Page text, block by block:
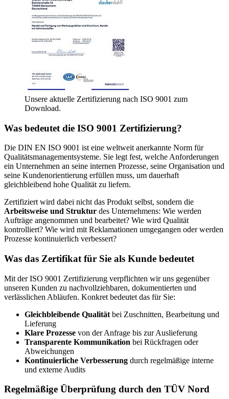
Unsere aktuelle Zertifizierung nach ISO 9001 zum
Download.
Was bedeutet die ISO 9001 Zertifizierung?
Die DIN EN ISO 9001 ist eine weltweit anerkannte Norm für
Qualitätsmanagementsysteme. Sie legt fest, welche Anforderungen
ein Unternehmen an seine internen Prozesse, seine Organisation und
seine Kundenorientierung erfüllen muss, um dauerhaft
gleichbleibend hohe Qualität zu liefern.
Zertifiziert wird dabei nicht das Produkt selbst, sondern die
Arbeitsweise und Struktur des Unternehmens: Wie werden
Aufträge angenommen und bearbeitet? Wie wird Qualität
kontrolliert? Wie wird mit Reklamationen umgegangen oder werden
Prozesse kontinuierlich verbessert?
Was das Zertifikat für Sie als Kunde bedeutet
Mit der ISO 9001 Zertifizierung verpflichten wir uns gegenüber
unseren Kunden zu nachvollziehbaren, dokumentierten und
verlässlichen Abläufen. Konkret bedeutet das für Sie:
Gleichbleibende Qualität bei Zuschnitten, Bearbeitung und
Lieferung
Klare Prozesse von der Anfrage bis zur Auslieferung
Transparente Kommunikation bei Rückfragen oder
Abweichungen
Kontinuierliche Verbesserung durch regelmäßige interne
und externe Audits
Regelmäßige Überprüfung durch den TÜV Nord